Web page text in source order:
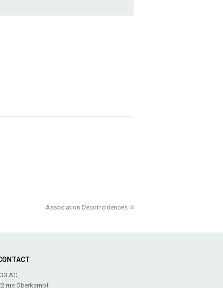
next
Association Décoïncidences
rue Oberkampf